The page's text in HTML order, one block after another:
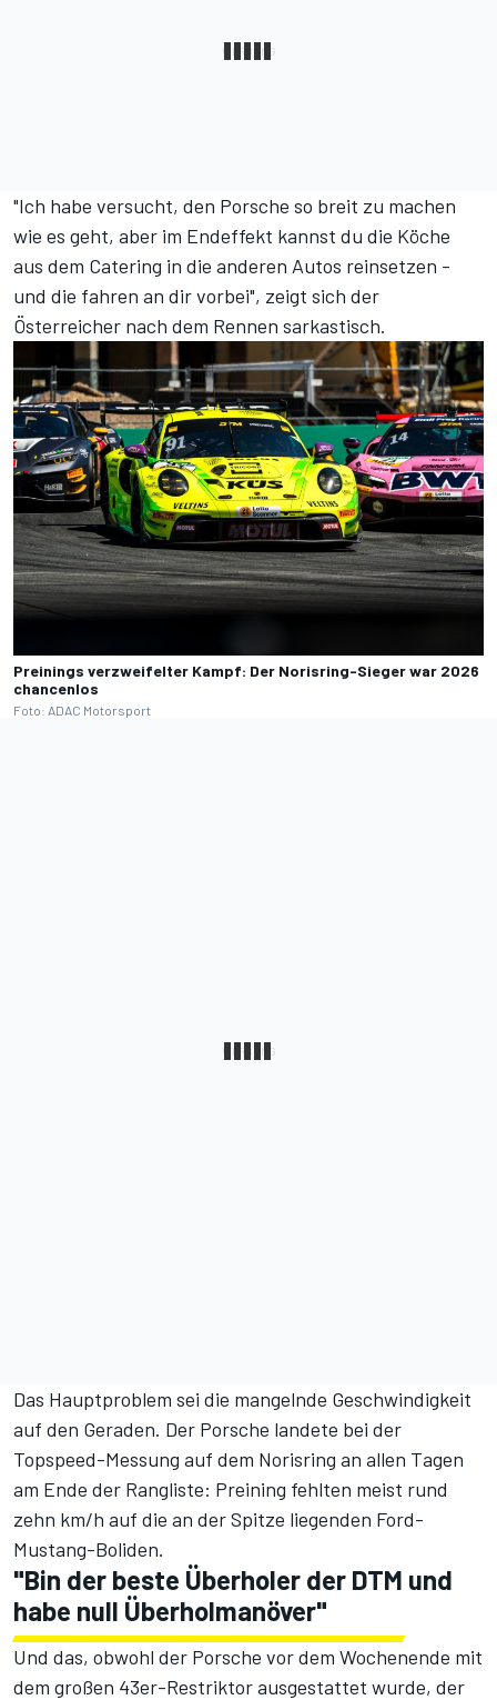
"Ich habe versucht, den Porsche so breit zu machen
wie es geht, aber im Endeffekt kannst du die Köche
aus dem Catering in die anderen Autos reinsetzen -
und die fahren an dir vorbei", zeigt sich der
Österreicher nach dem Rennen sarkastisch.
Preinings verzweifelter Kampf: Der Norisring-Sieger war 2026
chancenlos
Foto: ADAC Motorsport
Das Hauptproblem sei die mangelnde Geschwindigkeit
auf den Geraden. Der Porsche landete bei der
Topspeed-Messung auf dem Norisring an allen Tagen
am Ende der Rangliste: Preining fehlten meist rund
zehn km/h auf die an der Spitze liegenden Ford-
Mustang-Boliden.
"Bin der beste Überholer der DTM und
habe null Überholmanöver"
Und das, obwohl der Porsche vor dem Wochenende mit
dem großen 43er-Restriktor ausgestattet wurde, der